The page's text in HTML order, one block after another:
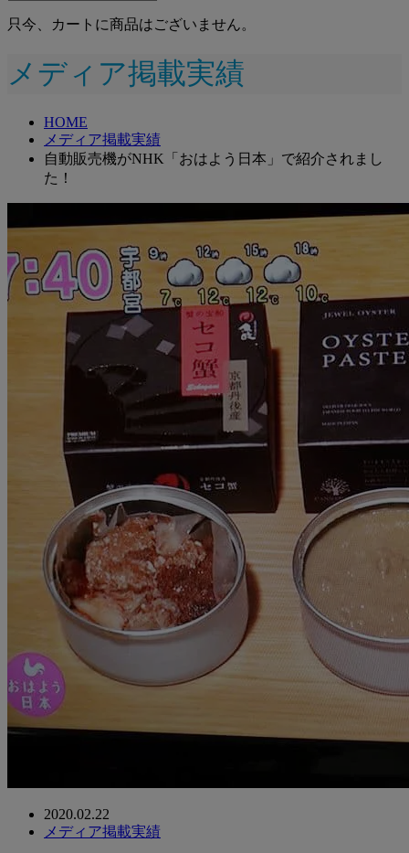
只今、カートに商品はございません。
メディア掲載実績
HOME
メディア掲載実績
自動販売機がNHK「おはよう日本」で紹介されまし
た！
2020.02.22
メディア掲載実績